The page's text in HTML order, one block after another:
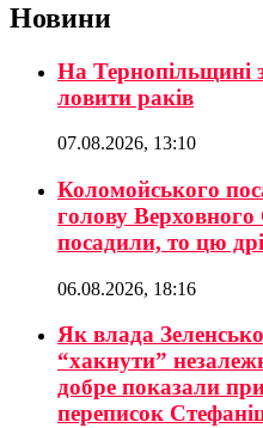
Новини
На Тернопільщині
ловити раків
07.08.2026, 13:10
Коломойського
голову
посадили, то цю
06.08.2026, 18:16
Як влада
“хакнути”
добре показали
переписок